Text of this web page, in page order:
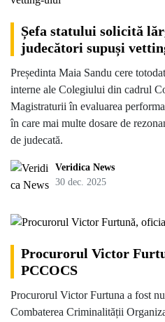
Șefa statului solicită
judecători supuși
Președinta Maia Sandu cere
interne ale Colegiului din cadrul
Magistraturii în evaluarea
în care mai multe dosare de
de judecată.
Veridica News
30 dec. 2025
Procurorul Victor
PCCOCS
Procurorul Victor Furtuna a fost
Combaterea Criminalității